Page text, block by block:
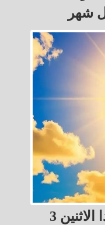
شهر
تعرف علي حالة الطقس غدا الاثنين 3